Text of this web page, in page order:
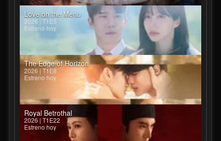
Love on the Menu
2026 | T1E5
Estreno hoy
The Edge of Horizon
2026 | T1E8
Estreno hoy
Royal Betrothal
2026 | T1E22
Estreno hoy